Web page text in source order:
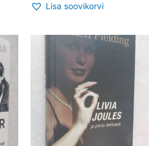
Lisa soovikorvi